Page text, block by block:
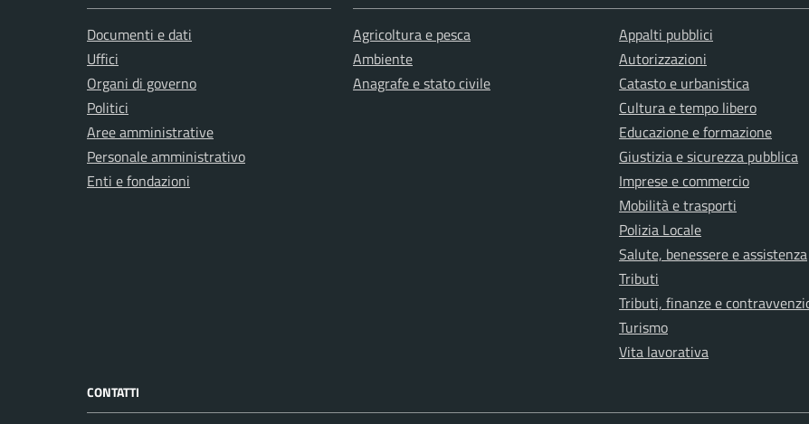
Documenti e dati
Uffici
Organi di governo
Politici
Aree amministrative
Personale amministrativo
Enti e fondazioni
Agricoltura e pesca
Ambiente
Anagrafe e stato civile
Appalti pubblici
Autorizzazioni
Catasto e urbanistica
Cultura e tempo libero
Educazione e formazione
Giustizia e sicurezza pubblica
Imprese e commercio
Mobilità e trasporti
Polizia Locale
Salute, benessere e assistenza
Tributi
Tributi, finanze e
Turismo
Vita lavorativa
CONTATTI